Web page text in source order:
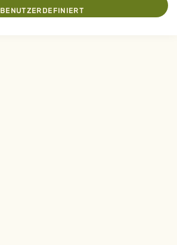
BENUTZERDEFINIERT